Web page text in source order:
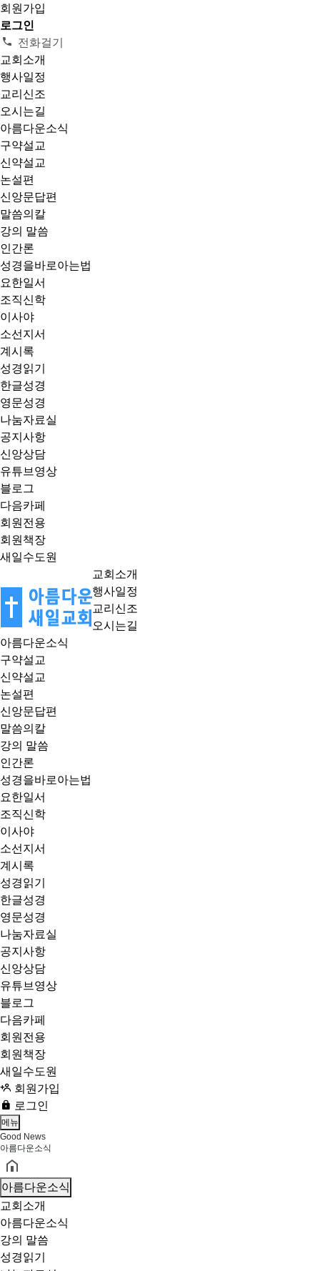
회원가입
로그인
전화걸기
교회소개
행사일정
교리신조
오시는길
아름다운소식
구약설교
신약설교
논설편
신앙문답편
말씀의칼
강의 말씀
인간론
성경을바로아는법
요한일서
조직신학
이사야
소선지서
계시록
성경읽기
한글성경
영문성경
나눔자료실
공지사항
신앙상담
유튜브영상
블로그
다음카페
회원전용
회원책장
새일수도원
교회소개
행사일정
교리신조
오시는길
아름다운소식
구약설교
신약설교
논설편
신앙문답편
말씀의칼
강의 말씀
인간론
성경을바로아는법
요한일서
조직신학
이사야
소선지서
계시록
성경읽기
한글성경
영문성경
나눔자료실
공지사항
신앙상담
유튜브영상
블로그
다음카페
회원전용
회원책장
새일수도원
회원가입
로그인
메뉴
Good News
아름다운소식
아름다운소식
교회소개
아름다운소식
강의 말씀
성경읽기